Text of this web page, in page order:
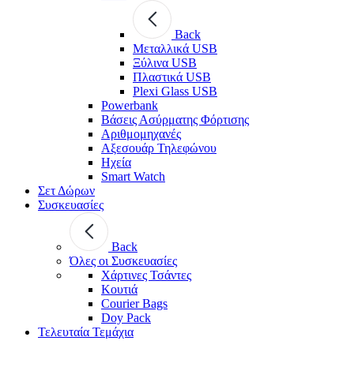
Back
Μεταλλικά USB
Ξύλινα USB
Πλαστικά USB
Plexi Glass USB
Powerbank
Βάσεις Ασύρματης Φόρτισης
Αριθμομηχανές
Αξεσουάρ Τηλεφώνου
Ηχεία
Smart Watch
Σετ Δώρων
Συσκευασίες
Back
Όλες οι Συσκευασίες
Χάρτινες Τσάντες
Κουτιά
Courier Bags
Doy Pack
Τελευταία Τεμάχια